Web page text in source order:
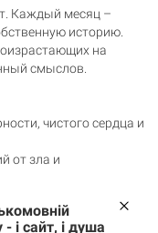
Каждый месяц –
историю.
на
смыслов.
чистого сердца и
от зла ​​и
- і сайт, і душа